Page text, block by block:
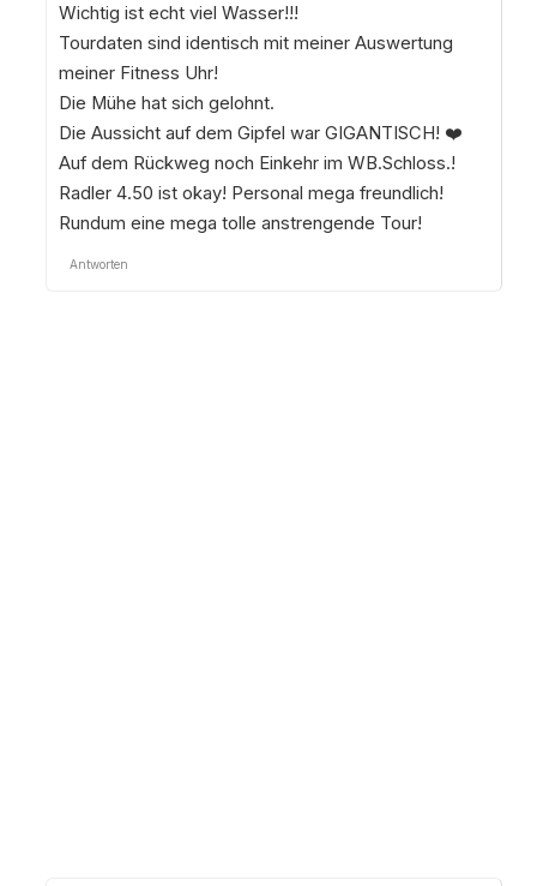
Wichtig ist echt viel Wasser!!!
Tourdaten sind identisch mit meiner Auswertung
meiner Fitness Uhr!
Die Mühe hat sich gelohnt.
Die Aussicht auf dem Gipfel war GIGANTISCH! ❤️
Auf dem Rückweg noch Einkehr im WB.Schloss.!
Radler 4.50 ist okay! Personal mega freundlich!
Rundum eine mega tolle anstrengende Tour!
Antworten